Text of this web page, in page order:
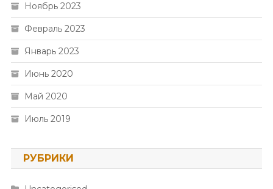
Ноябрь 2023
Февраль 2023
Январь 2023
Июнь 2020
Май 2020
Июль 2019
РУБРИКИ